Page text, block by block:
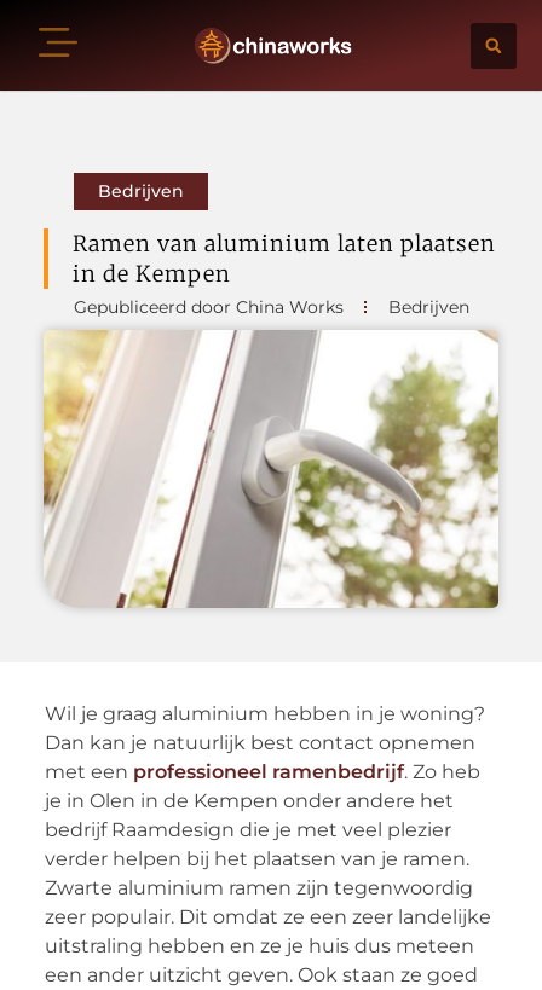
Bedrijven
Ramen van aluminium laten plaatsen
in de Kempen
Gepubliceerd door China Works Bedrijven
Wil je graag aluminium hebben in je woning?
Dan kan je natuurlijk best contact opnemen
met een professioneel ramenbedrijf. Zo heb
je in Olen in de Kempen onder andere het
bedrijf Raamdesign die je met veel plezier
verder helpen bij het plaatsen van je ramen.
Zwarte aluminium ramen zijn tegenwoordig
zeer populair. Dit omdat ze een zeer landelijke
uitstraling hebben en ze je huis dus meteen
een ander uitzicht geven. Ook staan ze goed